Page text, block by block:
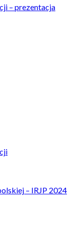
– prezentacja
– IRJP 2024